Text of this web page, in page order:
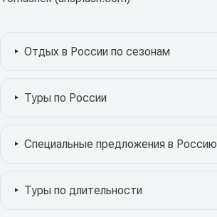
Отдых в России по сезонам
Туры по России
Специальные предложения в Россию
Туры по длительности